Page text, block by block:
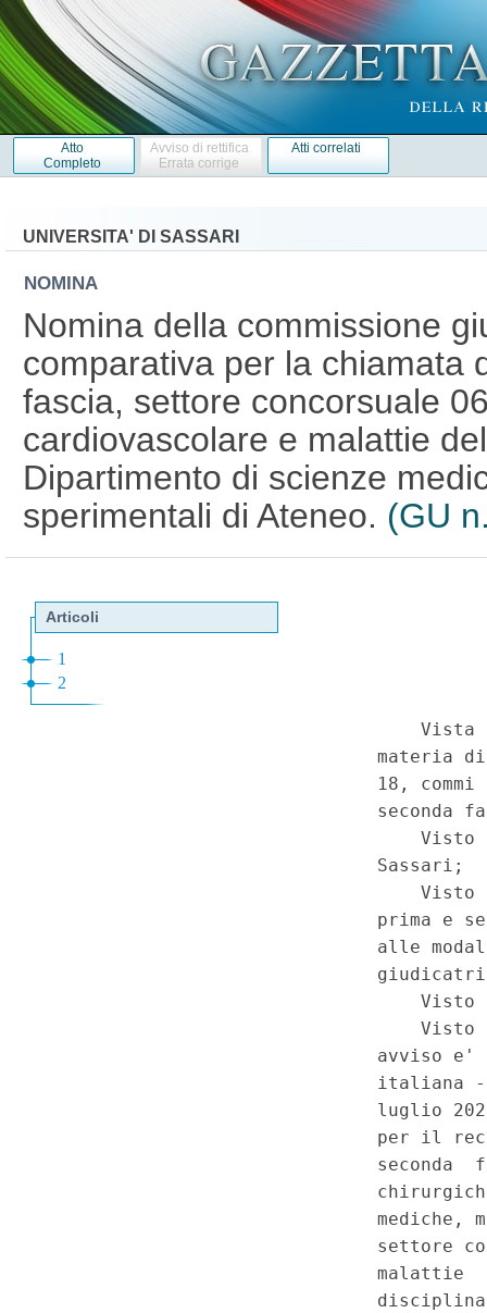
Atto
Completo
Avviso di rettifica
Errata corrige
Atti correlati
UNIVERSITA' DI SASSARI
NOMINA
Nomina della commissione
comparativa per la chiamata
fascia, settore concorsuale
cardiovascolare e malattie
Dipartimento di scienze
sperimentali di Ateneo. (GU